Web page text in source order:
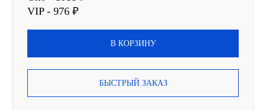
VIP - 976 ₽
В КОРЗИНУ
БЫСТРЫЙ ЗАКАЗ